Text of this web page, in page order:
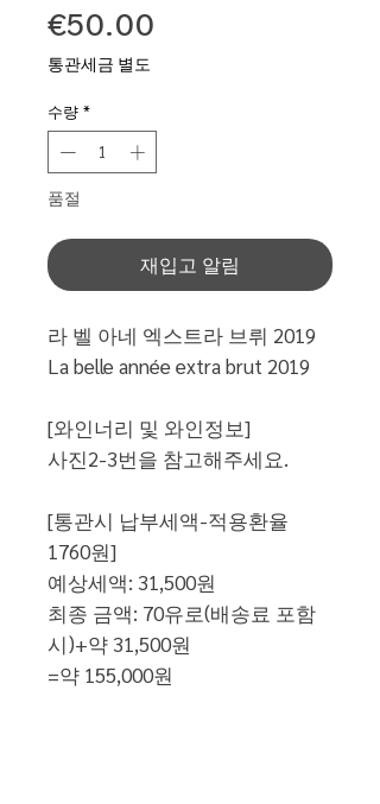
€50.00
통관세금 별도
수량 *
품절
재입고 알림
라 벨 아네 엑스트라 브뤼 2019
La belle année extra brut 2019
[와인너리 및 와인정보]
사진2-3번을 참고해주세요.
[통관시 납부세액-적용환율
1760원]
예상세액: 31,500원
최종 금액: 70유로(배송료 포함
시)+약 31,500원
=약 155,000원